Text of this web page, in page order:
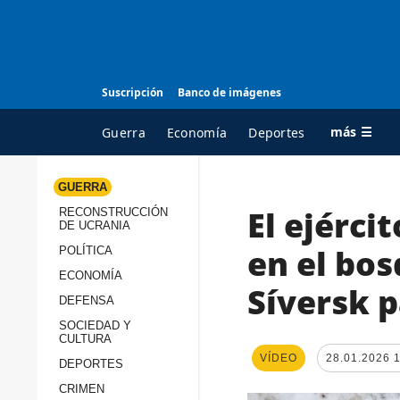
Suscripción Banco de imágenes
Guerra Economía Deportes más ☰
TODAS LAS
Reconstrucción de
GUERRA
RECONSTRUCCIÓN
DE UCRANIA
POLÍTICA
ECONOMÍA
DEFENSA
SOCIEDAD Y
CULTURA
DEPORTES
CRIMEN
El
en el
Síversk
VÍDEO 28.01.2026